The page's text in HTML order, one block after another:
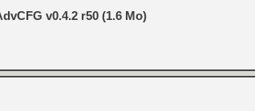
v0.4.2 r50 (1.6 Mo)